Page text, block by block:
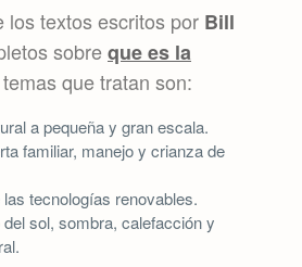
los textos escritos por Bill
sobreque es la
que tratan son:
a pequeña y gran escala.
familiar, manejo y crianza de
tecnologías renovables.
sol, sombra, calefacción y